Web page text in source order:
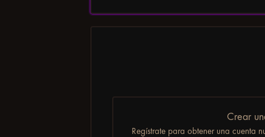
Crear
Regístrate para obtener una cuenta